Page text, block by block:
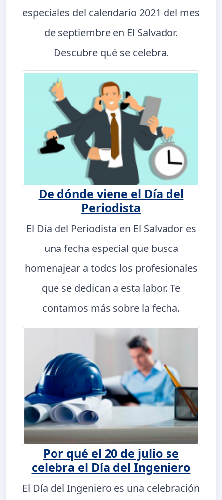
especiales del calendario 2021 del mes
de septiembre en El Salvador.
Descubre qué se celebra.
De dónde viene el Día del
Periodista
El Día del Periodista en El Salvador es
una fecha especial que busca
homenajear a todos los profesionales
que se dedican a esta labor. Te
contamos más sobre la fecha.
Por qué el 20 de julio se
celebra el Día del Ingeniero
El Día del Ingeniero es una celebración